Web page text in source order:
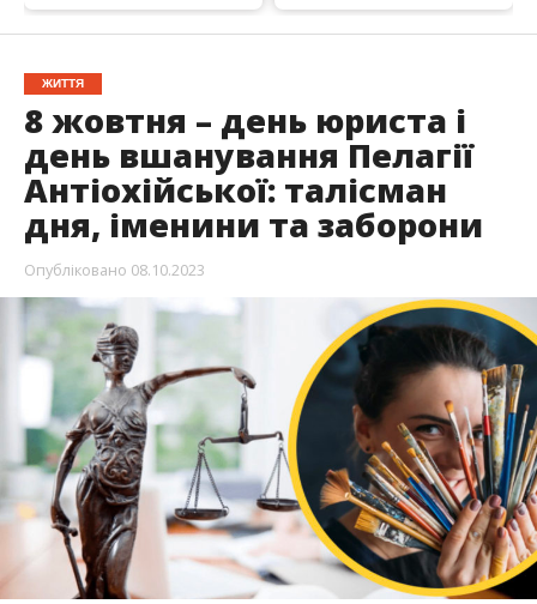
ЖИТТЯ
8 жовтня – день юриста і
день вшанування Пелагії
Антіохійської: талісман
дня, іменини та заборони
Опубліковано 08.10.2023